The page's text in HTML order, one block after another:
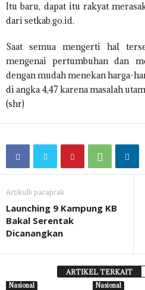
Itu baru, dapat itu rakyat
dari setkab.go.id.
Saat semua mengerti hal
mengenai pertumbuhan dan
dengan mudah menekan harga-
di angka 4,47 karena masalah
(shr)
Artikulli paraprak
Launching 9 Kampung KB
Bakal Serentak
Dicanangkan
ARTIKEL TERKAIT
Nasional Nasional